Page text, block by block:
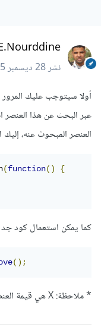
E.Nourddine
نشر28 ديسمبر 2015
أولا سيتوجب عليك المرور
عبر البحث عن هذا العنصر
العنصر المبحوث عنه، إليك
(function()
{
كما يمكن استعمال كود جد
();
* ملاحظة: X هي قيمة العنصر بداخل القائمة المنسدلة.